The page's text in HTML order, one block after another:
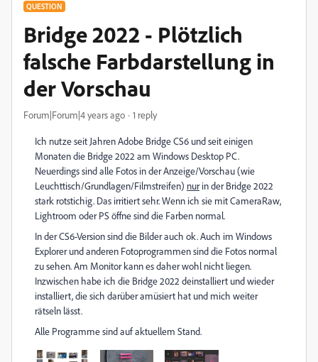
QUESTION
Bridge 2022 - Plötzlich
falsche Farbdarstellung in
der Vorschau
Forum|Forum|4 years ago 1 reply
Ich nutze seit Jahren Adobe Bridge CS6 und seit einigen
Monaten die Bridge 2022 am Windows Desktop PC.
Neuerdings sind alle Fotos in der Anzeige/Vorschau (wie
Leuchttisch/Grundlagen/Filmstreifen) nurin der Bridge 2022
stark rotstichig. Das irritiert sehr. Wenn ich sie mit CameraRaw,
Lightroom oder PS öffne sind die Farben normal.
In der CS6-Version sind die Bilder auch ok. Auch im Windows
Explorer und anderen Fotoprogrammen sind die Fotos normal
zu sehen. Am Monitor kann es daher wohl nicht liegen.
Inzwischen habe ich die Bridge 2022 deinstalliert und wieder
installiert, die sich darüber amüsiert hat und mich weiter
rätseln lässt.
Alle Programme sind auf aktuellem Stand.